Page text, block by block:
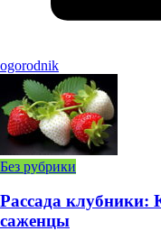
ogorodnik
Без рубрики
Рассада клубники:
саженцы